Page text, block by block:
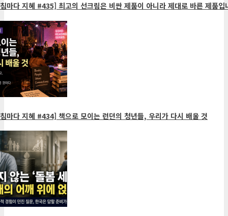
마다 지혜 #435] 최고의 선크림은 비싼 제품이 아니라 제대로 바른 제품입
마다 지혜 #434] 책으로 모이는 런던의 청년들, 우리가 다시 배울 것